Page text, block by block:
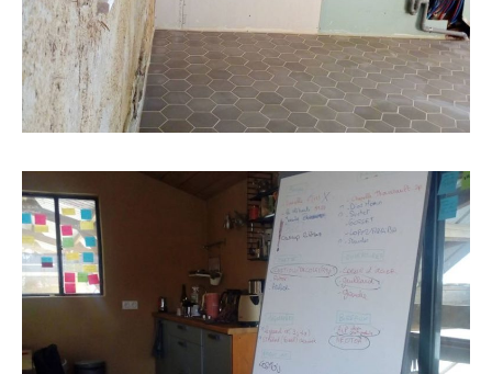
terre prête à être mélangée pour enduit,
fournisseur Vinent Guernion de Totem
Couleurs